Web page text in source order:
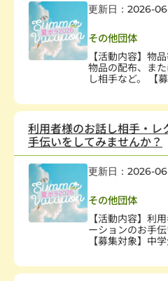
更新日：2026-
その他団体
【活動内容】物
物品の配布、ま
し相手など。 【
利用者様のお話し相手・
手伝いをしてみませんか？
更新日：2026-
その他団体
【活動内容】利
ーションのお手
【募集対象】中